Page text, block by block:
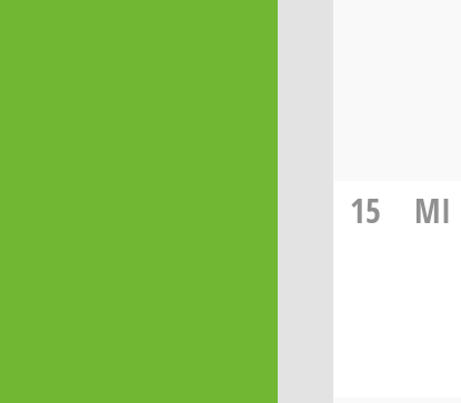
15 MI